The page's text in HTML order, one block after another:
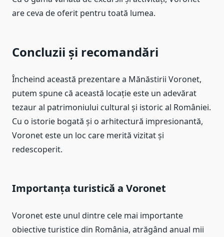
are ceva de oferit pentru toată lumea.
Concluzii și recomandări
Încheind această prezentare a Mănăstirii Voronet,
putem spune că această locație este un adevărat
tezaur al patrimoniului cultural și istoric al României.
Cu o istorie bogată și o arhitectură impresionantă,
Voronet este un loc care merită vizitat și
redescoperit.
Importanța turistică a Voronet
Voronet este unul dintre cele mai importante
obiective turistice din România, atrăgând anual mii